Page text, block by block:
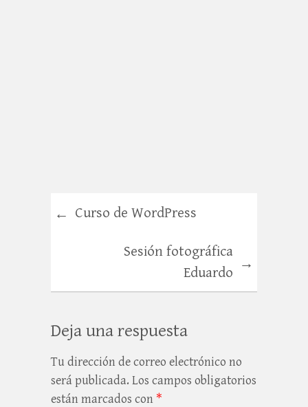
← Curso de WordPress
Sesión fotográfica
Eduardo
→
Deja una respuesta
Tu dirección de correo electrónico no
será publicada. Los campos obligatorios
están marcados con *